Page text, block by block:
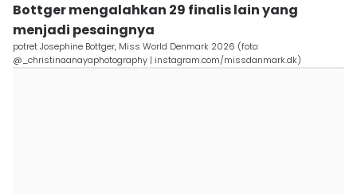
Bottger mengalahkan 29 finalis lain yang
menjadi pesaingnya
potret Josephine Bottger, Miss World Denmark 2026 (foto:
@_christinaanayaphotography | instagram.com/missdanmark.dk)